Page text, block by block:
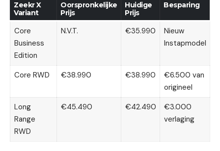
Zeekr X
Variant
Oorspronkelijke
Prijs
Huidige
Prijs
Besparing
Core
Business
Edition
N.V.T. €35.990
Nieuw
Instapmodel
Core RWD €38.990 €38.990
€6.500 van
origineel
Long
Range
RWD
€45.490 €42.490
€3.000
verlaging